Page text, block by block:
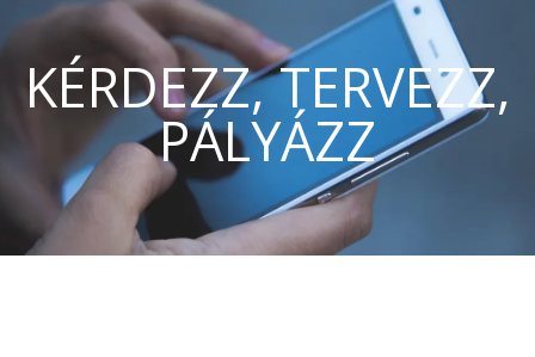
KÉRDEZZ, TERVEZZ,
PÁLYÁZZ